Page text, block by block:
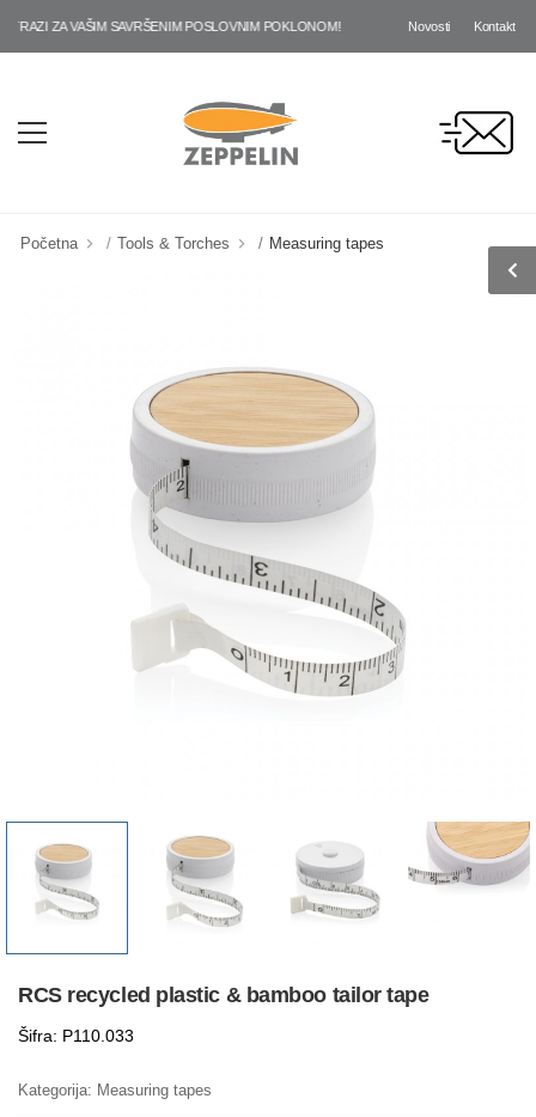
ZA VAŠIM SAVRŠENIM POSLOVNIM POKLONOM! Novosti Kontakt
Početna Tools & Torches Measuring tapes
RCS recycled plastic & bamboo tailor tape
Šifra: P110.033
Kategorija: Measuring tapes